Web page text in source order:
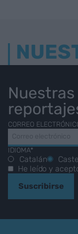
CORREO
IDIOMA*
Catalán
He leído y
Suscribirse